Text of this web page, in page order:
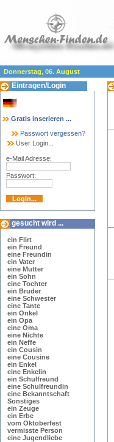
Donnerstag, 06. August
Eintragen/Login
Gratis inserieren ...
Passwort vergessen?
User Login...
e-Mail Adresse:
Passwort:
gesucht wird ...
ein Flirt
ein Freund
eine Freundin
ein Vater
eine Mutter
ein Sohn
eine Tochter
ein Bruder
eine Schwester
eine Tante
ein Onkel
ein Opa
eine Oma
eine Nichte
ein Neffe
ein Cousin
eine Cousine
ein Enkel
eine Enkelin
ein Schulfreund
eine Schulfreundin
eine Bekanntschaft
Sonstiges
ein Zeuge
ein Erbe
vom Oktoberfest
vermisste Person
eine Jugendliebe